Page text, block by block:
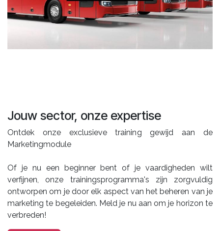
Jouw sector, onze expertise
Ontdek onze exclusieve training gewijd aan de
Marketingmodule
Of je nu een beginner bent of je vaardigheden wilt
verfijnen, onze trainingsprogramma's zijn zorgvuldig
ontworpen om je door elk aspect van het beheren van je
marketing te begeleiden. Meld je nu aan om je horizon te
verbreden!